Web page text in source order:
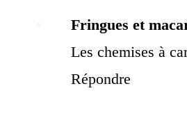
Fringues et
Les chemises à
Répondre